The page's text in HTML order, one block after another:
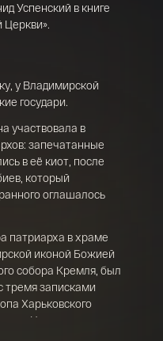
Успенский в книге
Церкви».
у Владимирской
государи.
участвовала в
запечатанные
в её киот, после
который
оглашалось
патриарха в храме
иконой Божией
собора Кремля, был
тремя записками
Харьковского
Новгородского
100 рублей
₽
оформления
Согласие на